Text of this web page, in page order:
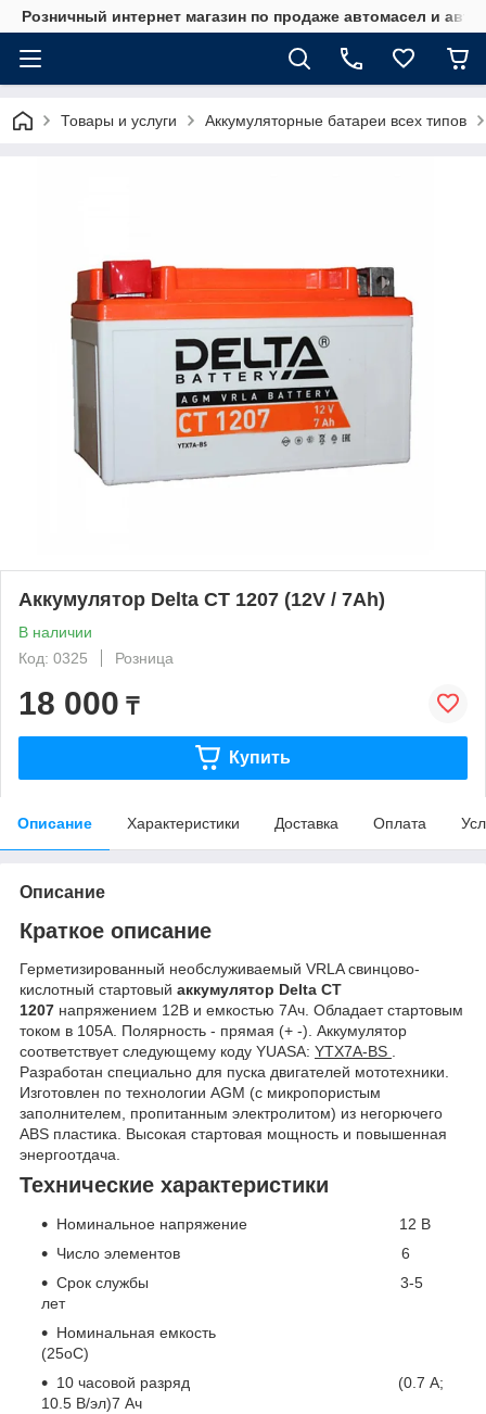
Розничный интернет магазин по продаже автомасел и
Товары и услуги Аккумуляторные батареи всех типов
Аккумулятор Delta CT 1207 (12V / 7Ah)
В наличии
Код: 0325
Розница
18 000 ₸
Купить
Описание Характеристики Доставка Оплата
Описание
Краткое описание
Герметизированный необслуживаемый VRLA cвинцово-
кислотный стартовый аккумулятор Delta CT
1207 напряжением 12В и емкостью 7Ач. Обладает стартовым
током в 105А. Полярность - прямая (+ -). Аккумулятор
соответствует следующему коду YUASA: YTX7A-BS .
Разработан специально для пуска двигателей мототехники.
Изготовлен по технологии AGM (с микропористым
заполнителем, пропитанным электролитом) из негорючего
ABS пластика. Высокая стартовая мощность и повышенная
энергоотдача.
Технические характеристики
Номинальное напряжение 12 В
Число элементов 6
Срок службы 3-5
лет
Номинальная емкость
(25oС)
10 часовой разряд (0.7 А;
10.5 В/эл)7 Ач